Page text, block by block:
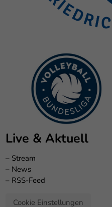
Live & Aktuell
– Stream
– News
– RSS-Feed
Cookie Einstellungen